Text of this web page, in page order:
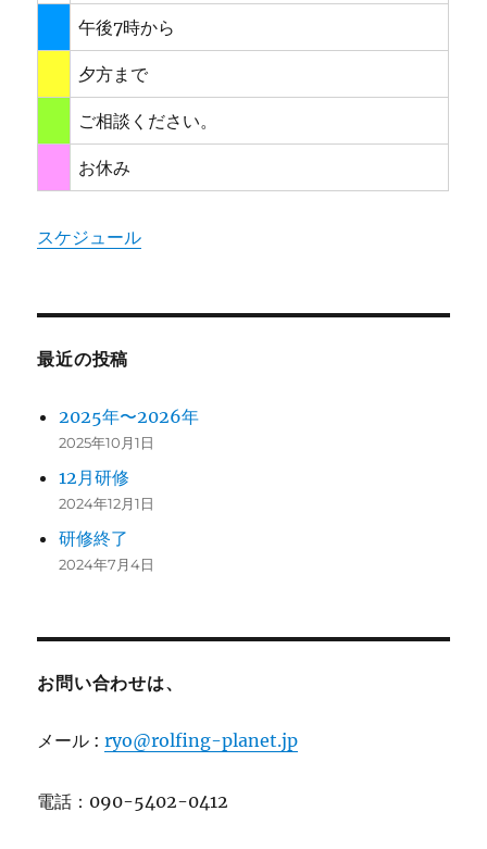
午後7時から
夕方まで
ご相談ください。
お休み
スケジュール
最近の投稿
2025年〜2026年
2025年10月1日
12月研修
2024年12月1日
研修終了
2024年7月4日
お問い合わせは、
メール :ryo@rolfing-planet.jp
電話：090-5402-0412